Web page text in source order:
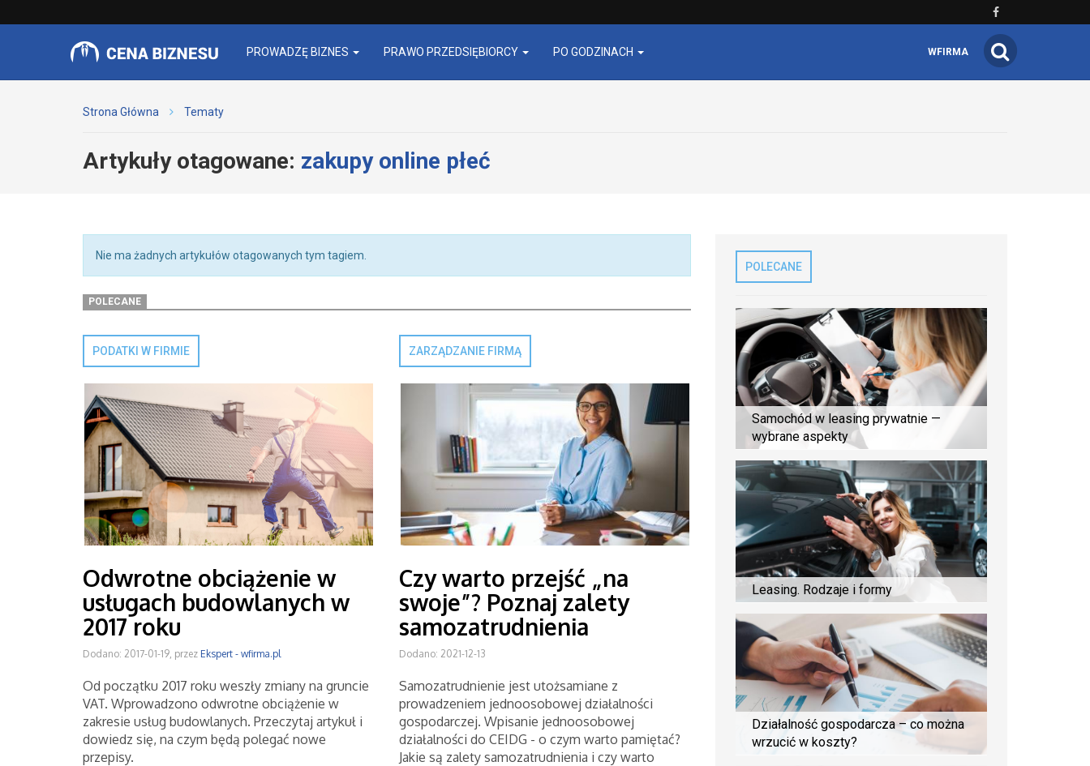
PROWADZĘ BIZNES PRAWO PRZEDSIĘBIORCY PO GODZINACH WFIRMA
Strona Główna Tematy
Artykuły otagowane: zakupy online płeć
Nie ma żadnych artykułów otagowanych tym tagiem.
POLECANE
PODATKI W FIRMIE
Odwrotne obciążenie w
usługach budowlanych w
2017 roku
Dodano: 2017-01-19, przez Ekspert - wfirma.pl
Od początku 2017 roku weszły zmiany na gruncie
VAT. Wprowadzono odwrotne obciążenie w
zakresie usług budowlanych. Przeczytaj artykuł i
dowiedz się, na czym będą polegać nowe
przepisy.
ZARZĄDZANIE FIRMĄ
Czy warto przejść „na
swoje”? Poznaj zalety
samozatrudnienia
Dodano: 2021-12-13
Samozatrudnienie jest utożsamiane z
prowadzeniem jednoosobowej działalności
gospodarczej. Wpisanie jednoosobowej
działalności do CEIDG - o czym warto pamiętać?
Jakie są zalety samozatrudnienia i czy warto
POLECANE
Samochód w leasing prywatnie —
wybrane aspekty
Leasing. Rodzaje i formy
Działalność gospodarcza – co można
wrzucić w koszty?